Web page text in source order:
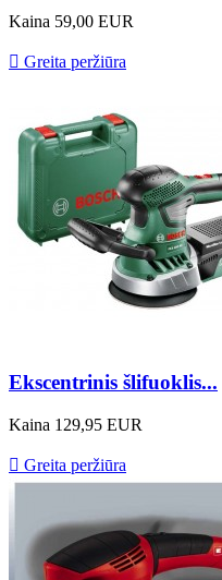
Kaina 59,00 EUR
 Greita peržiūra
Ekscentrinis šlifuoklis...
Kaina 129,95 EUR
 Greita peržiūra